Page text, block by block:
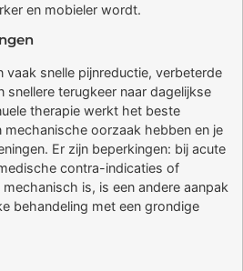
en mobieler wordt.
vaak snelle pijnreductie, verbeterde
snellere terugkeer naar dagelijkse
therapie werkt het beste
mechanische oorzaak hebben en je
Er zijn beperkingen: bij acute
contra-indicaties of
is, is een andere aanpak
behandeling met een grondige